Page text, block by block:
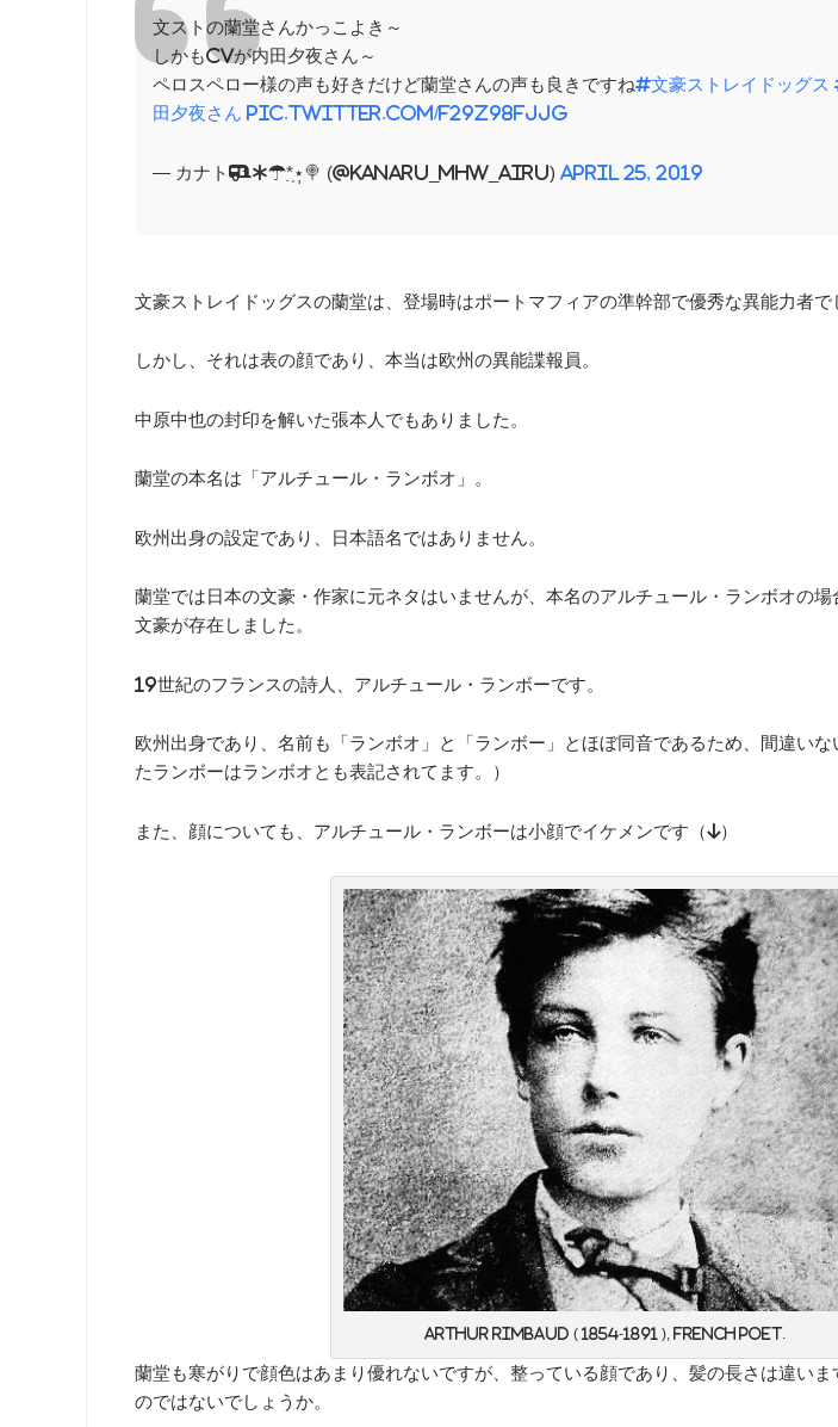
文ストの蘭堂さんかっこよき～
しかもcvが内田夕夜さん～
ペロスペロー様の声も好きだけど蘭堂さんの声も良きですね#文豪ストレイドッグス
田夕夜さん pic.twitter.com/F29z98FjjG
— カナト*☂︎*̣̩⋆̩🍭 (@kanaru_MHW_airu) April 25, 2019
文豪ストレイドッグスの蘭堂は、登場時はポートマフィアの準幹部で優秀な異能力者で
しかし、それは表の顔であり、本当は欧州の異能諜報員。
中原中也の封印を解いた張本人でもありました。
蘭堂の本名は「アルチュール・ランボオ」。
欧州出身の設定であり、日本語名ではありません。
蘭堂では日本の文豪・作家に元ネタはいませんが、本名のアルチュール・ランボオの
文豪が存在しました。
19世紀のフランスの詩人、アルチュール・ランボーです。
欧州出身であり、名前も「ランボオ」と「ランボー」とほぼ同音であるため、間違い
たランボーはランボオとも表記されてます。）
また、顔についても、アルチュール・ランボーは小顔でイケメンです（↓）
Arthur Rimbaud ( 1854-1891 ), French poet.
蘭堂も寒がりで顔色はあまり優れないですが、整っている顔であり、髪の長さは違い
のではないでしょうか。